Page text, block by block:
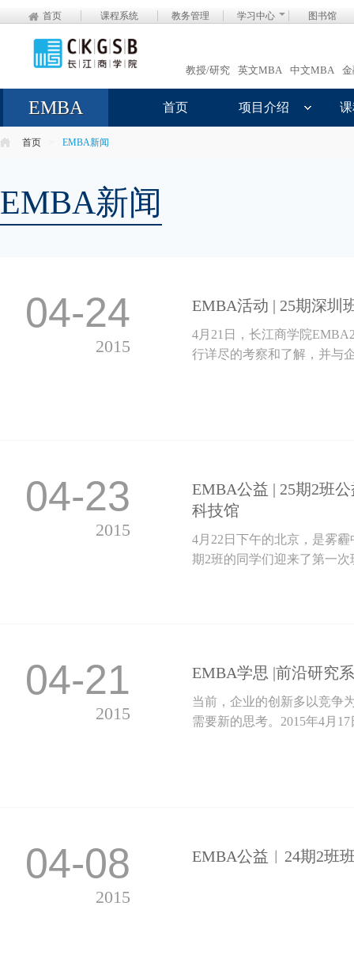
首页 课程系统 教务管理 学习中心 图书馆
教授/研究 英文MBA 中文MBA
EMBA 首页 项目介绍
首页 EMBA新闻
EMBA新闻
04-24
2015
EMBA活动 | 25期深圳
4月21日，长江商学院
行详尽的考察和了解，并与
04-23
2015
EMBA公益 | 25期2班
科技馆
4月22日下午的北京，是雾
期2班的同学们迎来了第一次
04-21
2015
EMBA学思 |前沿研究
当前，企业的创新多以竞争
需要新的思考。2015年4月
04-08
2015
EMBA公益︱24期2班